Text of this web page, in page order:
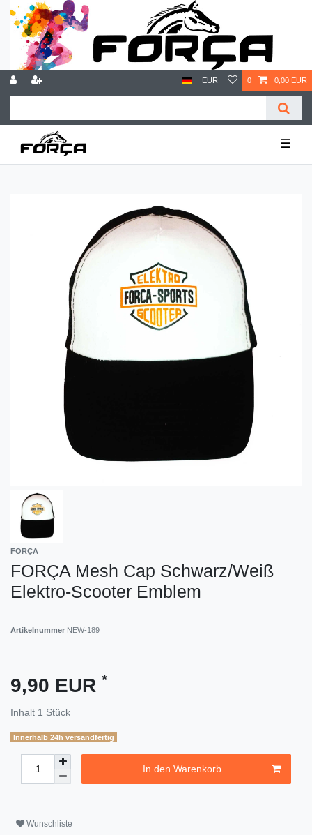
EUR 0 0,00 EUR
☰
FORÇA
FORÇA Mesh Cap Schwarz/Weiß
Elektro-Scooter Emblem
Artikelnummer NEW-189
9,90 EUR *
Inhalt 1 Stück
Innerhalb 24h versandfertig
In den Warenkorb
Wunschliste